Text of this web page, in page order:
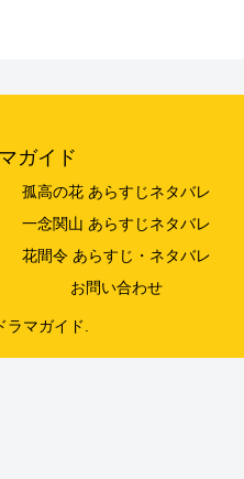
ガイド
孤高の花 あらすじネタバレ
一念関山 あらすじネタバレ
花間令 あらすじ・ネタバレ
お問い合わせ
マガイド.